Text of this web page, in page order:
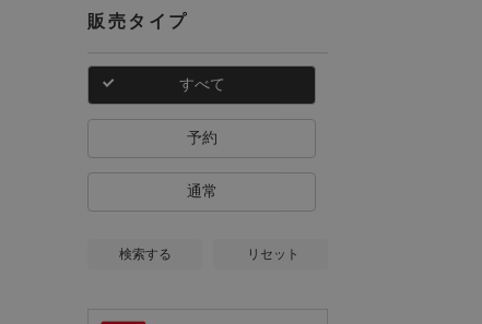
販売タイプ
すべて
予約
通常
検索する リセット